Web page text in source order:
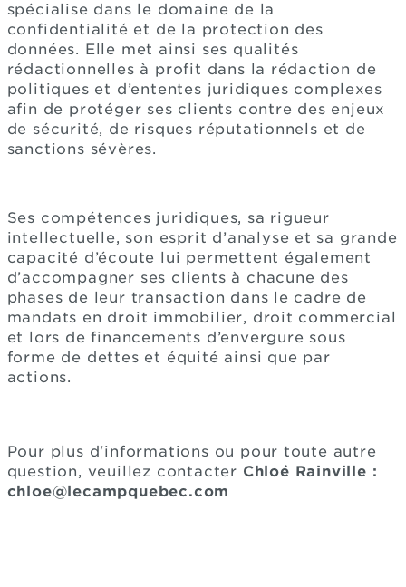
spécialise dans le domaine de la
confidentialité et de la protection des
données. Elle met ainsi ses qualités
rédactionnelles à profit dans la rédaction de
politiques et d’ententes juridiques complexes
afin de protéger ses clients contre des enjeux
de sécurité, de risques réputationnels et de
sanctions sévères.
Ses compétences juridiques, sa rigueur
intellectuelle, son esprit d’analyse et sa grande
capacité d’écoute lui permettent également
d’accompagner ses clients à chacune des
phases de leur transaction dans le cadre de
mandats en droit immobilier, droit commercial
et lors de financements d’envergure sous
forme de dettes et équité ainsi que par
actions.
Pour plus d'informations ou pour toute autre
question, veuillez contacter Chloé Rainville :
chloe@lecampquebec.com